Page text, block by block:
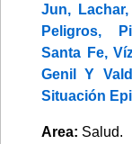
Jun,
Peligros,
Santa Fe,
Genil Y
Situación
Area: Salud.